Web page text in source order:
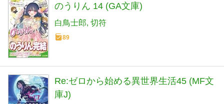
のうりん 14 (GA文庫)
白鳥士郎 切符
89
Re:ゼロから始める異世界生活45 (MF文
庫J)